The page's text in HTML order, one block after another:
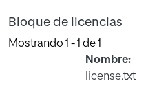
Bloque de licencias
Mostrando 1 - 1 de 1
Nombre:
license.txt